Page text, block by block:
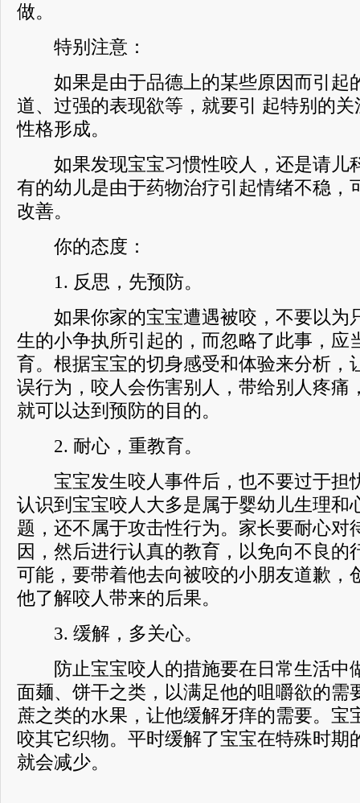
做。
特别注意：
如果是由于品德上的某些原因而引起
道、过强的表现欲等，就要引 起特别的
性格形成。
如果发现宝宝习惯性咬人，还是请儿
有的幼儿是由于药物治疗引起情绪不稳，
改善。
你的态度：
1. 反思，先预防。
如果你家的宝宝遭遇被咬，不要以为
生的小争执所引起的，而忽略了此事，应
育。根据宝宝的切身感受和体验来分析，
误行为，咬人会伤害别人，带给别人疼痛
就可以达到预防的目的。
2. 耐心，重教育。
宝宝发生咬人事件后，也不要过于担
认识到宝宝咬人大多是属于婴幼儿生理和
题，还不属于攻击性行为。家长要耐心对
因，然后进行认真的教育，以免向不良的
可能，要带着他去向被咬的小朋友道歉，
他了解咬人带来的后果。
3. 缓解，多关心。
防止宝宝咬人的措施要在日常生活中
面麺、饼干之类，以满足他的咀嚼欲的需
蔗之类的水果，让他缓解牙痒的需要。宝
咬其它织物。平时缓解了宝宝在特殊时期
就会减少。